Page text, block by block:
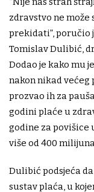
zdravstvo ne može
prekidati”, poručio
Tomislav Dulibić,
Dodao je kako mu
nakon nikad većeg
prozvao ih za
godini plaće u
godine za povišice
više od 400
Dulibić podsjeća
sustav plaća, u